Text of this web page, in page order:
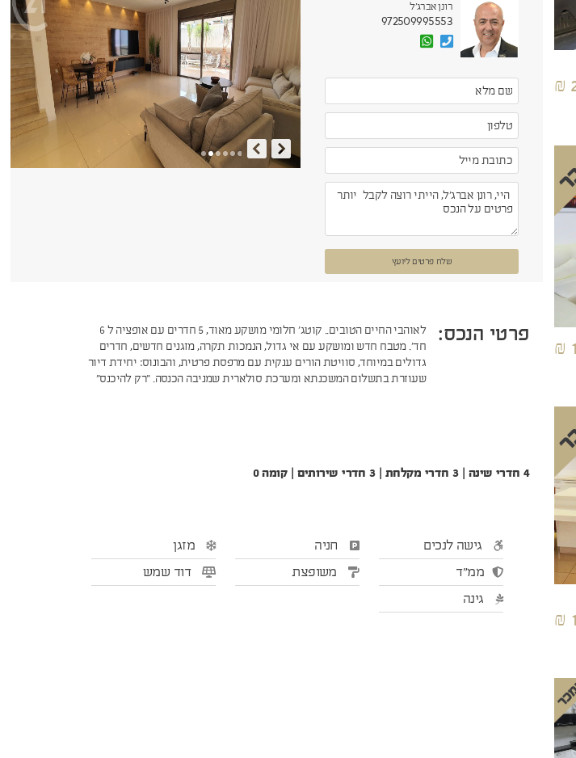
רונן אברג'ל
972509995553
שלח פרטים ליועץ
פרטי הנכס:
לאוהבי החיים הטובים.. קוטג' חלומי מושקע מאוד, 5 חדרים עם אופציה ל 6
חד'. מטבח חדש ומושקע עם אי גדול, הנמכות תקרה, מזגנים חדשים, חדרים
גדולים במיוחד, סוויטת הורים ענקית עם מרפסת פרטית, והבונוס: יחידת דיור
שעוזרת בתשלום המשכנתא ומערכת סולארית שמניבה הכנסה. "רק להיכנס"
4 חדרי שינה | 3 חדרי מקלחת | 3 חדרי שירותים | קומה 0
גישה לנכים חניה
מזגן
ממ"ד
משופצת
דוד שמש
גינה